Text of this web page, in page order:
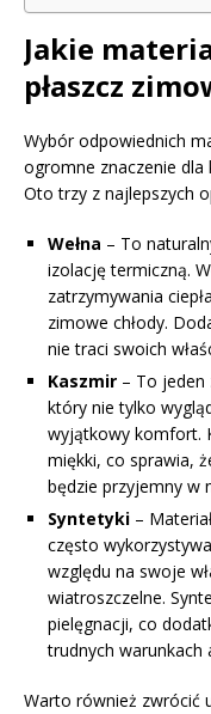
Jakie
płaszcz
Wybór odpowiednich
ogromne znaczenie
Oto trzy z najlepszych
Wełna – To
izolację termiczną.
zatrzymywania
zimowe chłody.
nie traci swoich
Kaszmir – To jeden
który nie tylko
wyjątkowy komfort.
miękki, co sprawia,
będzie przyjemny w
Syntetyki –
często
względu na swoje
wiatroszczelne.
pielęgnacji, co
trudnych warunkach
Warto również zwrócić